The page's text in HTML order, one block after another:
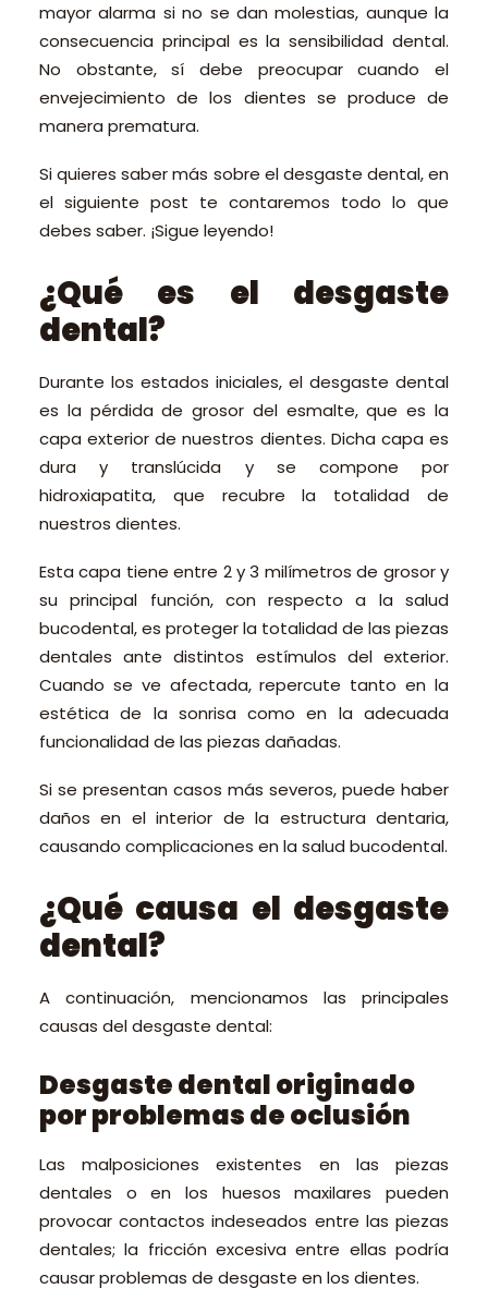
mayor alarma si no se dan molestias, aunque la
consecuencia principal es la sensibilidad dental.
No obstante, sí debe preocupar cuando el
envejecimiento de los dientes se produce de
manera prematura.
Si quieres saber más sobre el desgaste dental, en
el siguiente post te contaremos todo lo que
debes saber. ¡Sigue leyendo!
¿Qué es el desgaste
dental?
Durante los estados iniciales, el desgaste dental
es la pérdida de grosor del esmalte, que es la
capa exterior de nuestros dientes. Dicha capa es
dura y translúcida y se compone por
hidroxiapatita, que recubre la totalidad de
nuestros dientes.
Esta capa tiene entre 2 y 3 milímetros de grosor y
su principal función, con respecto a la salud
bucodental, es proteger la totalidad de las piezas
dentales ante distintos estímulos del exterior.
Cuando se ve afectada, repercute tanto en la
estética de la sonrisa como en la adecuada
funcionalidad de las piezas dañadas.
Si se presentan casos más severos, puede haber
daños en el interior de la estructura dentaria,
causando complicaciones en la salud bucodental.
¿Qué causa el desgaste
dental?
A continuación, mencionamos las principales
causas del desgaste dental:
Desgaste dental originado
por problemas de oclusión
Las malposiciones existentes en las piezas
dentales o en los huesos maxilares pueden
provocar contactos indeseados entre las piezas
dentales; la fricción excesiva entre ellas podría
causar problemas de desgaste en los dientes.